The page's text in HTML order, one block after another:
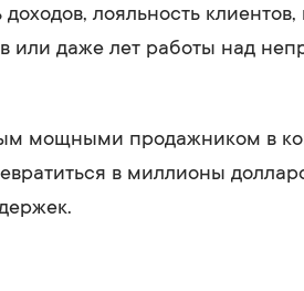
лояльность
или даже лет работы над
мощными продажником в
в миллионы